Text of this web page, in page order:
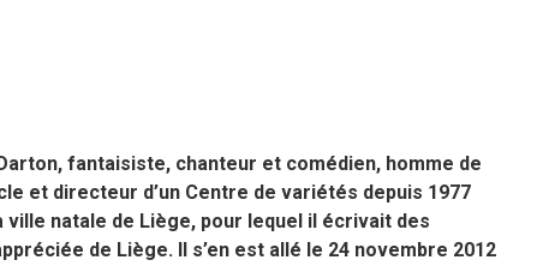
fantaisiste, chanteur et comédien, homme de
et directeur d’un Centre de variétés depuis 1977
ville natale de Liège, pour lequel il écrivait des
de Liège. Il s’en est allé le 24 novembre 2012